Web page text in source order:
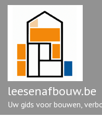
Ga
enter)
leesenafbouw.be
Uw gids voor bouwen,